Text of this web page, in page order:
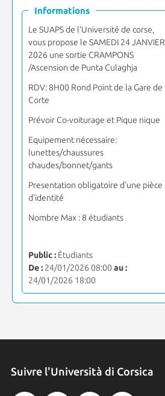
Informations
Le SUAPS de l'Université de corse,
vous propose le SAMEDI 24 JANVIER
2026 une sortie CRAMPONS
/Ascension de Punta Culaghja
RDV: 8H00 Rond Point de la Gare de
Corte
Prévoir Co-voiturage et Pique nique
Equipement nécessaire:
lunettes/chaussures
chaudes/bonnet/gants
Presentation obligatoire d'une pièce
d'identité
Nombre Max : 8 étudiants
Public :Étudiants
De :24/01/2026 08:00 au :
24/01/2026 18:00
Suivre l'Università di Corsica